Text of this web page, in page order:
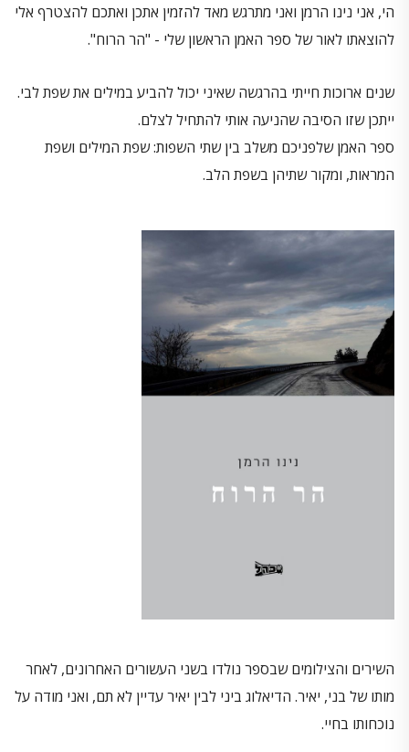
הי, אני נינו הרמן ואני מתרגש מאד להזמין אתכן ואתכם להצטרף אלי
להוצאתו לאור של ספר האמן הראשון שלי - "הר הרוח".
שנים ארוכות חייתי בהרגשה שאיני יכול להביע במילים את שפת לבי.
ייתכן שזו הסיבה שהניעה אותי להתחיל לצלם.
ספר האמן שלפניכם משלב בין שתי השפות: שפת המילים ושפת
המראות, ומקור שתיהן בשפת הלב.
השירים והצילומים שבספר נולדו בשני העשורים האחרונים, לאחר
מותו של בני, יאיר. הדיאלוג ביני לבין יאיר עדיין לא תם, ואני מודה על
נוכחותו בחיי.